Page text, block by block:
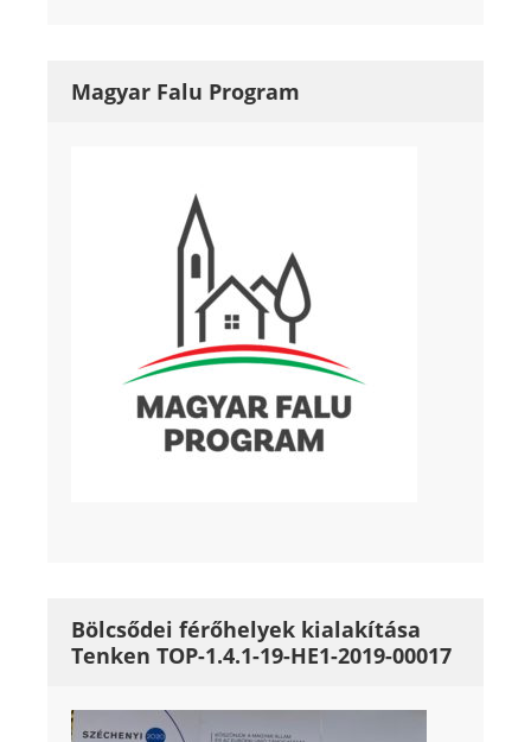
Magyar Falu Program
Bölcsődei férőhelyek kialakítása
Tenken TOP-1.4.1-19-HE1-2019-00017